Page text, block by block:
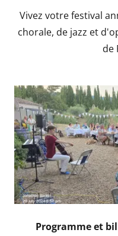
Vivez votre festival
chorale, de jazz et
de
Programme et